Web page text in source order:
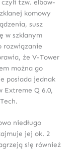
tzw. elbow-
komowy
susz
w szklanym
rozwiązanie
że V-Tower
można go
posiada jednak
Extreme Q 6.0,
niedługo
jej ok. 2
się również